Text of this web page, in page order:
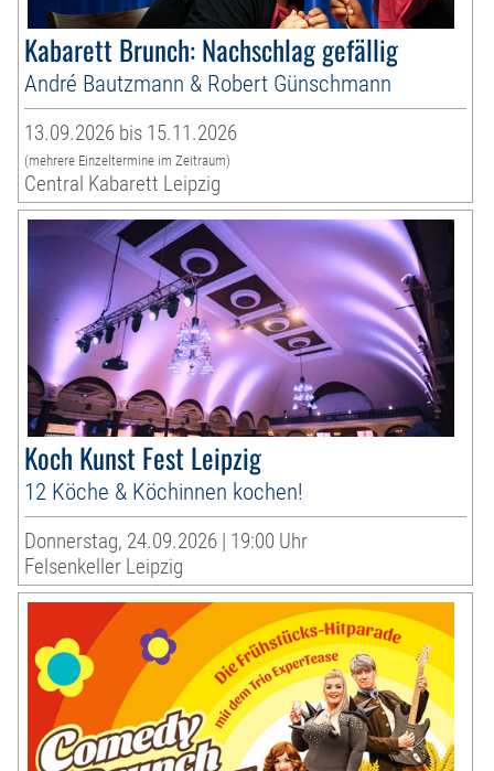
Kabarett Brunch: Nachschlag gefällig
André Bautzmann & Robert Günschmann
13.09.2026 bis 15.11.2026
(mehrere Einzeltermine im Zeitraum)
Central Kabarett Leipzig
Koch Kunst Fest Leipzig
12 Köche & Köchinnen kochen!
Donnerstag, 24.09.2026 | 19:00 Uhr
Felsenkeller Leipzig